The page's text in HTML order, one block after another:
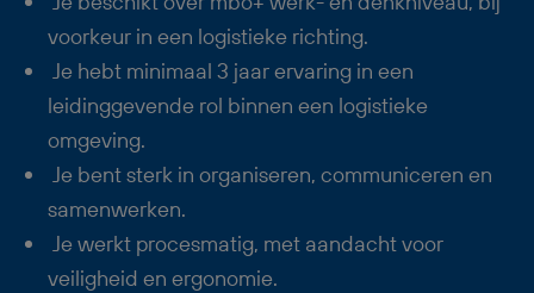
voorkeur in een logistieke richting.
Je hebt minimaal 3 jaar ervaring in een
leidinggevende rol binnen een logistieke
omgeving.
Je bent sterk in organiseren, communiceren en
samenwerken.
Je werkt procesmatig, met aandacht voor
veiligheid en ergonomie.